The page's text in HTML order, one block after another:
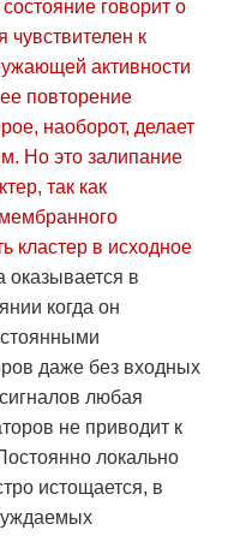
говорит о
чувствителен к
активности
повторение
наоборот, делает
Но это залипание
так как
кластер в исходное
оказывается в
когда он
даже без входных
любая
не приводит к
локально
истощается, в